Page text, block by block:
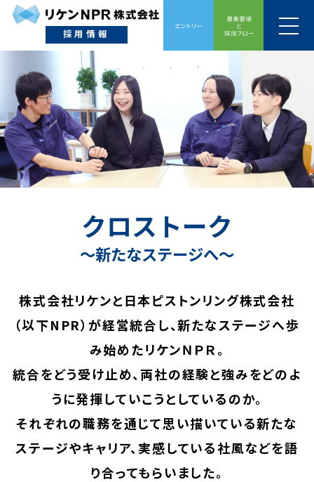
採用情報
クロストーク
〜新たなステージへ〜
株式会社リケンと日本ピストンリング株式会社
（以下NPR）が経営統合し、新たなステージへ歩
み始めたリケンＮＰＲ。
統合をどう受け止め、両社の経験と強みをどのよ
うに発揮していこうとしているのか。
それぞれの職務を通じて思い描いている新たな
ステージやキャリア、実感している社風などを語
り合ってもらいました。